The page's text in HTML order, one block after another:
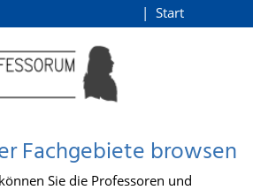
Start
Fachgebiete browsen
Sie die Professoren und